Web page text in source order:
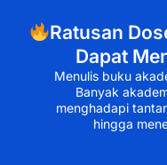
Ratusan
Dapat
Menulis buku
Banyak
menghadapi
hingga